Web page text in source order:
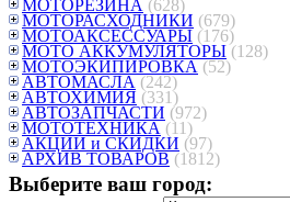
МОТОРЕЗИНА (628)
МОТОРАСХОДНИКИ (679)
МОТОАКСЕССУАРЫ (176)
МОТО АККУМУЛЯТОРЫ (128)
МОТОЭКИПИРОВКА (52)
АВТОМАСЛА (242)
АВТОХИМИЯ (331)
АВТОЗАПЧАСТИ (972)
МОТОТЕХНИКА (11)
АКЦИИ и СКИДКИ (97)
АРХИВ ТОВАРОВ (1812)
Выберите ваш город: